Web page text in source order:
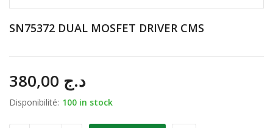
SN75372 DUAL MOSFET DRIVER CMS
د.ج
Disponibilité: 100 in stock